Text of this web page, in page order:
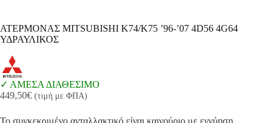
ΑΤΕΡΜΟΝΑΣ MITSUBISHI K74/K75 ’96-’07 4D56 4G64
ΥΔΡΑΥΛΙΚΟΣ
ΑΜΕΣΑ ΔΙΑΘΕΣΙΜΟ
449,50€ (τιμή με ΦΠΑ)